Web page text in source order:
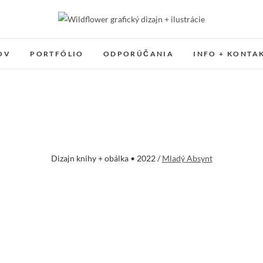
grafický
PORTFÓLIO ODPORÚČANIA INFO +
Dizajn knihy + obálka • 2022 /Mladý Absynt